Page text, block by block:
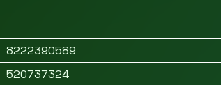
8222390589
520737324